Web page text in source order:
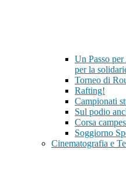
Un Passo
per la
Torneo di
Rafting!
Campionati
Sul podio
Corsa
Soggiorno
Cinematografia e